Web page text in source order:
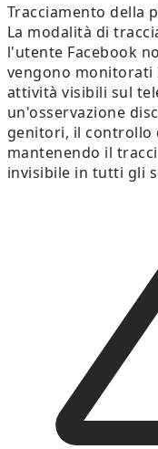
Tracciamento della
La modalità di
l'utente Facebook
vengono monitorati
attività visibili sul
un'osservazione
genitori, il controllo
mantenendo il
invisibile in tutti gli